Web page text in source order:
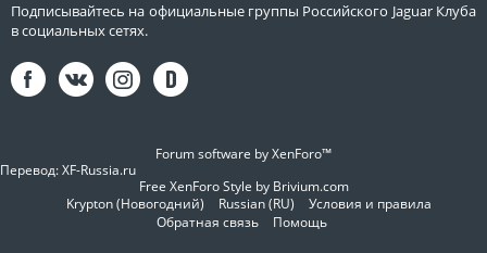
Подписывайтесь на официальные группы Российского Jaguar Клуба
в социальных сетях.
Forum software by XenForo™
Перевод:XF-Russia.ru
Free XenForo Style by Brivium.com
Krypton (Новогодний)
Russian (RU)
Условия и правила
Обратная связь
Помощь